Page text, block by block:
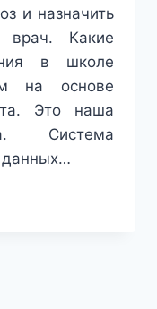
и назначить
врач. Какие
в школе
на основе
Это наша
Система
данных…